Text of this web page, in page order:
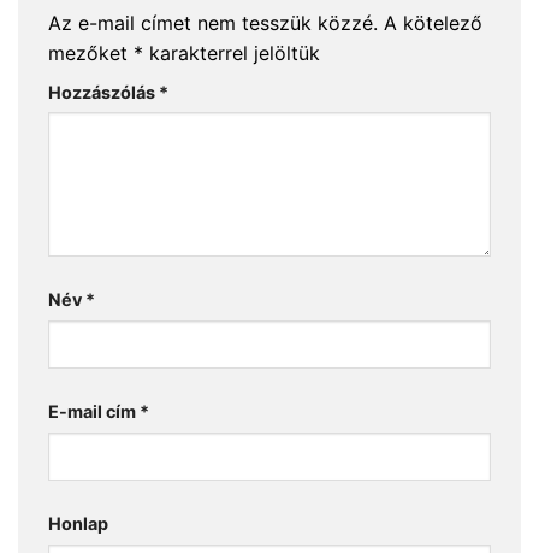
Az e-mail címet nem tesszük közzé. A kötelező
mezőket * karakterrel jelöltük
Hozzászólás *
Név *
E-mail cím *
Honlap